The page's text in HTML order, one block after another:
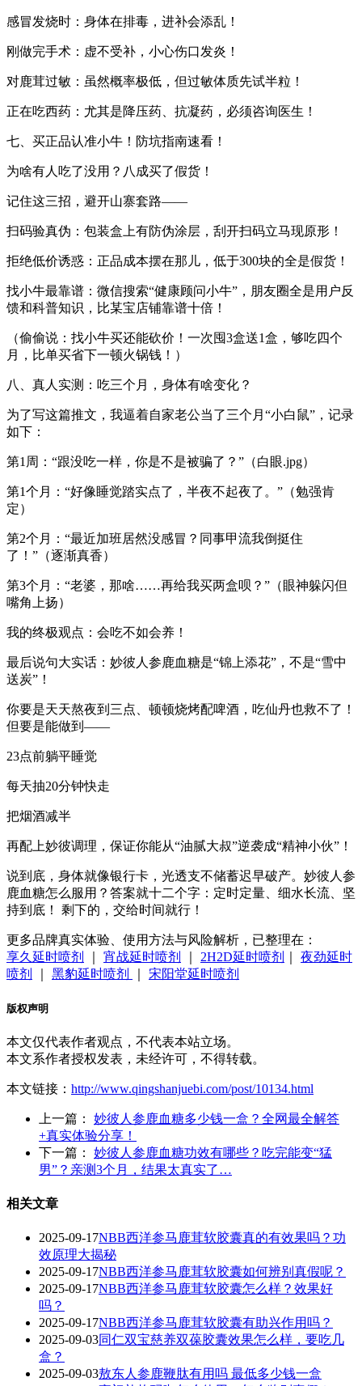
感冒发烧时：身体在排毒，进补会添乱！
刚做完手术：虚不受补，小心伤口发炎！
对鹿茸过敏：虽然概率极低，但过敏体质先试半粒！
正在吃西药：尤其是降压药、抗凝药，必须咨询医生！
七、买正品认准小牛！防坑指南速看！‌
为啥有人吃了没用？八成买了假货！
记住这三招，避开山寨套路——‌
扫码验真伪‌：包装盒上有防伪涂层，刮开扫码立马现原形！
拒绝低价诱惑‌：正品成本摆在那儿，低于300块的全是假货！
找小牛最靠谱‌：微信搜索“健康顾问小牛”，朋友圈全是用户反
馈和科普知识，比某宝店铺靠谱十倍！
（偷偷说：找小牛买还能砍价！一次囤3盒送1盒，够吃四个
月，比单买省下一顿火锅钱！）
八、真人实测：吃三个月，身体有啥变化？‌
为了写这篇推文，我逼着自家老公当了三个月“小白鼠”，记录
如下：
第1周‌：“跟没吃一样，你是不是被骗了？”（白眼.jpg）
第1个月‌：“好像睡觉踏实点了，半夜不起夜了。”（勉强肯
定）
第2个月‌：“最近加班居然没感冒？同事甲流我倒挺住
了！”（逐渐真香）
第3个月‌：“老婆，那啥……再给我买两盒呗？”（眼神躲闪但
嘴角上扬）
我的终极观点：会吃不如会养！‌
最后说句大实话：‌妙彼人参鹿血糖是“锦上添花”，不是“雪中
送炭”‌！
你要是天天熬夜到三点、顿顿烧烤配啤酒，吃仙丹也救不了！
但要是能做到——
23点前躺平睡觉
每天抽20分钟快走
把烟酒减半
再配上妙彼调理，保证你能从“油腻大叔”逆袭成“精神小伙”！
说到底，身体就像银行卡，光透支不储蓄迟早破产。‌妙彼人参
鹿血糖怎么服用？答案就十二个字：定时定量、细水长流、坚
持到底！‌ 剩下的，交给时间就行！
更多品牌真实体验、使用方法与风险解析，已整理在：
享久延时喷剂
宵战延时喷剂 2H2D延时喷剂
夜劲延时
喷剂
黑豹延时喷剂 宋阳堂延时喷剂
版权声明
本文仅代表作者观点，不代表本站立场。
本文系作者授权发表，未经许可，不得转载。
本文链接： http://www.qingshanjuebi.com/post/10134.html
上一篇： 妙彼人参鹿血糖多少钱一盒？全网最全解答
+真实体验分享！‌
下一篇： 妙彼人参鹿血糖功效有哪些？吃完能变“猛
男”？亲测3个月，结果太真实了…‌
相关文章
2025-09-17NBB西洋参马鹿茸软胶囊真的有效果吗？功
效原理大揭秘
2025-09-17NBB西洋参马鹿茸软胶囊如何辨别真假呢？
2025-09-17‌NBB西洋参马鹿茸软胶囊怎么样？效果好
吗？‌
2025-09-17NBB西洋参马鹿茸软胶囊有助兴作用吗？
2025-09-03同仁双宝慈养双葆胶囊效果怎么样，要吃几
盒？
2025-09-03敖东人参鹿鞭肽有用吗 最低多少钱一盒